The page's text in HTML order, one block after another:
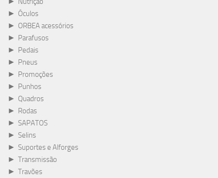
► Óculos
► ORBEA acessórios
► Parafusos
► Pedais
► Pneus
► Promoções
► Punhos
► Quadros
► Rodas
► SAPATOS
► Selins
► Suportes e Alforges
► Transmissão
► Travões